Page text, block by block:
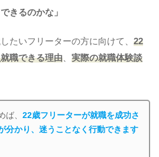
きるのかな」
たいフリーターの方に向けて、 22
職できる理由、 実際の就職体験談
ば、22歳フリーターが就職を成功さ
分かり、迷うことなく行動できます